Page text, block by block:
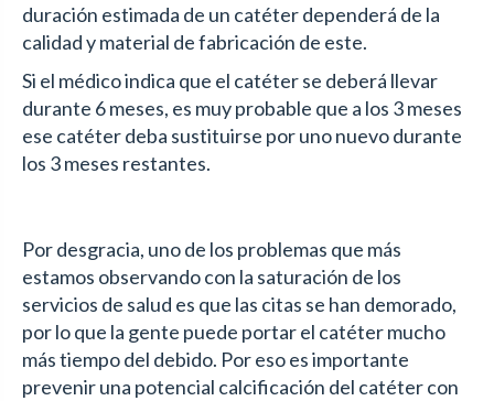
duración estimada de un catéter dependerá de la
calidad y material de fabricación de este.
Si el médico indica que el catéter se deberá llevar
durante 6 meses, es muy probable que a los 3 meses
ese catéter deba sustituirse por uno nuevo durante
los 3 meses restantes.
Por desgracia, uno de los problemas que más
estamos observando con la saturación de los
servicios de salud es que las citas se han demorado,
por lo que la gente puede portar el catéter mucho
más tiempo del debido. Por eso es importante
prevenir una potencial calcificación del catéter con